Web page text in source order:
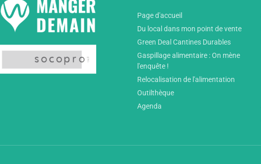
Page d'accueil
Du local dans mon point de vente
Green Deal Cantines Durables
Gaspillage alimentaire : On mène
l'enquête !
Relocalisation de l'alimentation
Outilthèque
Agenda